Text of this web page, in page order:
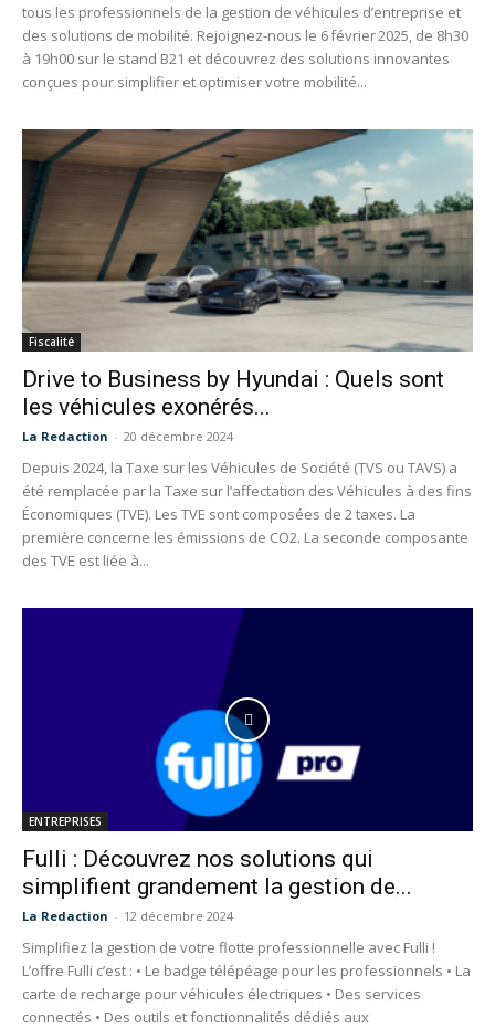
tous les professionnels de la gestion de véhicules d’entreprise et
des solutions de mobilité. Rejoignez-nous le 6 février 2025, de 8h30
à 19h00 sur le stand B21 et découvrez des solutions innovantes
conçues pour simplifier et optimiser votre mobilité...
Fiscalité
Drive to Business by Hyundai : Quels sont
les véhicules exonérés...
La Redaction - 20 décembre 2024
Depuis 2024, la Taxe sur les Véhicules de Société (TVS ou TAVS) a
été remplacée par la Taxe sur l’affectation des Véhicules à des fins
Économiques (TVE). Les TVE sont composées de 2 taxes. La
première concerne les émissions de CO2. La seconde composante
des TVE est liée à...
ENTREPRISES
Fulli : Découvrez nos solutions qui
simplifient grandement la gestion de...
La Redaction - 12 décembre 2024
Simplifiez la gestion de votre flotte professionnelle avec Fulli !
L’offre Fulli c’est : • Le badge télépéage pour les professionnels • La
carte de recharge pour véhicules électriques • Des services
connectés • Des outils et fonctionnalités dédiés aux